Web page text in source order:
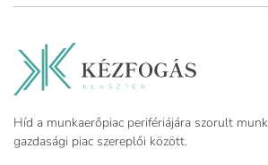
Híd a munkaerőpiac perifériájára szorult
gazdasági piac szereplői között.